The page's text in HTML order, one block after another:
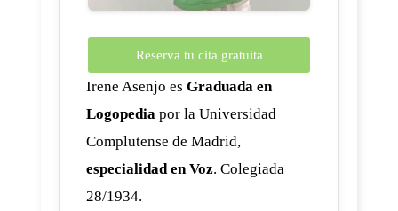
Reserva tu cita gratuita
Irene Asenjo es Graduada en
Logopedia por la Universidad
Complutense de Madrid,
especialidad en Voz. Colegiada
28/1934.